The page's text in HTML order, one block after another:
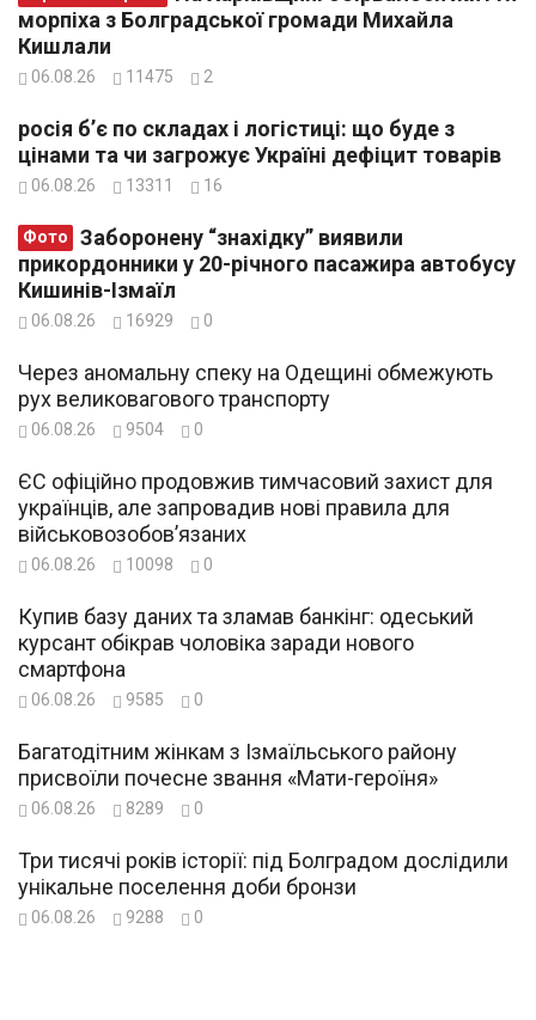
морпіха з Болградської громади Михайла
Кишлали
06.08.26 11475 2
росія б’є по складах і логістиці: що буде з
цінами та чи загрожує Україні дефіцит товарів
06.08.26 13311 16
Фото
прикордонники у 20-річного пасажира автобусу
Кишинів-Ізмаїл
06.08.26 16929 0
Через аномальну спеку на Одещині обмежують
рух великовагового транспорту
06.08.26 9504 0
ЄС офіційно продовжив тимчасовий захист для
українців, але запровадив нові правила для
військовозобов’язаних
06.08.26 10098 0
Купив базу даних та зламав банкінг: одеський
курсант обікрав чоловіка заради нового
смартфона
06.08.26 9585 0
Багатодітним жінкам з Ізмаїльського району
присвоїли почесне звання «Мати-героїня»
06.08.26 8289 0
Три тисячі років історії: під Болградом дослідили
унікальне поселення доби бронзи
06.08.26 9288 0